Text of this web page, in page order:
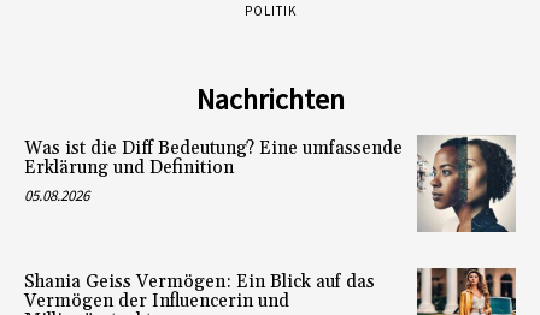
POLITIK
Nachrichten
Was ist die Diff Bedeutung? Eine umfassende
Erklärung und Definition
05.08.2026
Shania Geiss Vermögen: Ein Blick auf das
Vermögen der Influencerin und